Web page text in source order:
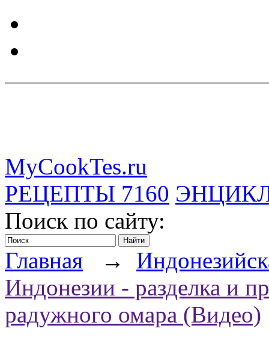
MyCookTes.ru
РЕЦЕПТЫ 7160
Поиск по сайту:
Главная →
Индонезии - разделка и
радужного омара (Видео)